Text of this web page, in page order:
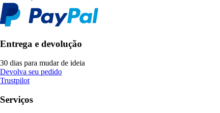
Entrega e devolução
30 dias para mudar de ideia
Devolva seu pedido
Trustpilot
Serviços